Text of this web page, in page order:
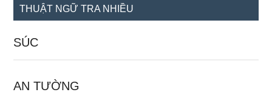
THUẬT NGỮ TRA NHIỀU
SÚC
AN TƯỜNG